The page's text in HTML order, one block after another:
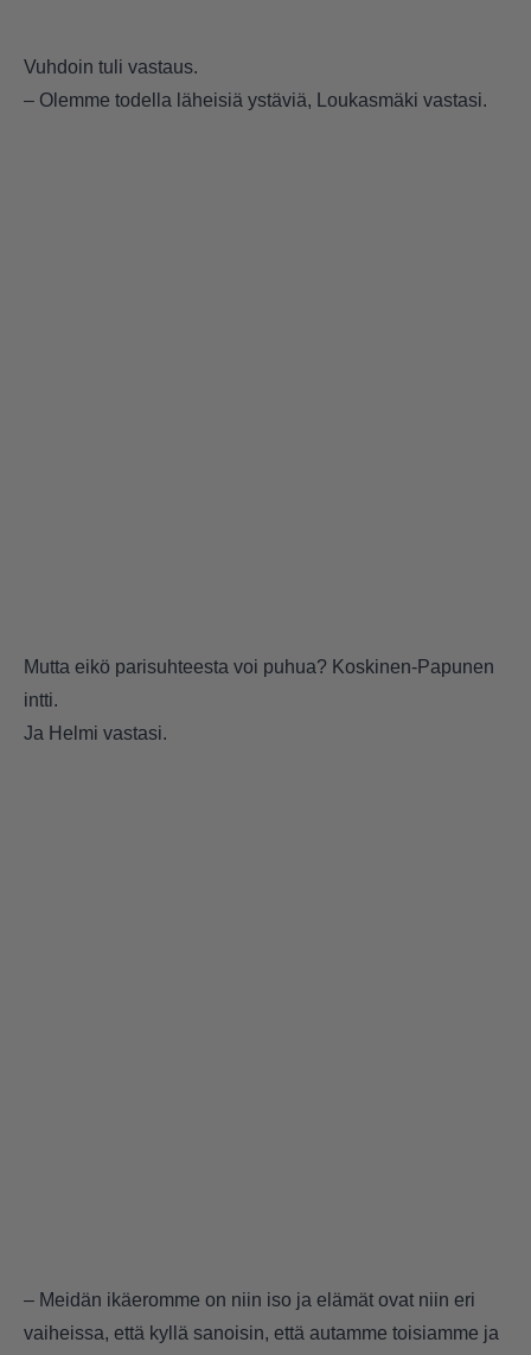
Vuhdoin tuli vastaus.
– Olemme todella läheisiä ystäviä, Loukasmäki vastasi.
Mutta eikö parisuhteesta voi puhua? Koskinen-Papunen
intti.
Ja Helmi vastasi.
– Meidän ikäeromme on niin iso ja elämät ovat niin eri
vaiheissa, että kyllä sanoisin, että autamme toisiamme ja